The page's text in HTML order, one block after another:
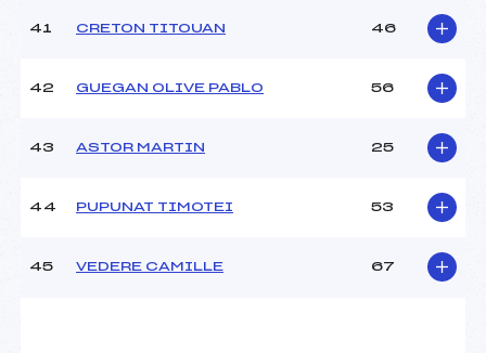
41 CRETON TITOUAN 46
42 GUEGAN OLIVE PABLO 56
43 ASTOR MARTIN 25
44 PUPUNAT TIMOTEI 53
45 VEDERE CAMILLE 67